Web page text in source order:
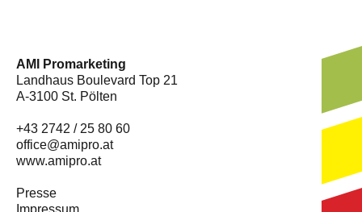
AMI Promarketing
Landhaus Boulevard Top 21
A-3100 St. Pölten
+43 2742 / 25 80 60
office@amipro.at
www.amipro.at
Presse
Impressum